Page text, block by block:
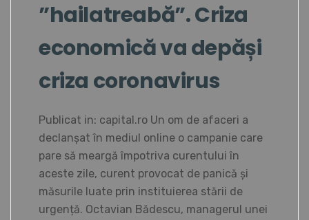
”hailatreabă”. Criza
economică va depăși
criza coronavirus
Publicat in: capital.ro Un om de afaceri a
declanșat în mediul online o campanie care
pare să meargă împotriva curentului în
aceste zile, curent provocat de panică și
măsurile luate prin instituierea stării de
urgență. Octavian Bădescu, managerul unei